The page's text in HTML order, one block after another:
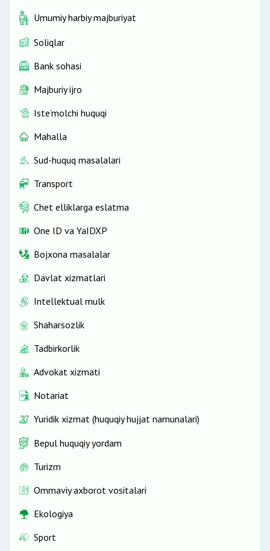
Umumiy harbiy majburiyat
Soliqlar
Bank sohasi
Majburiy ijro
Iste’molchi huquqi
Mahalla
Sud-huquq masalalari
Transport
Chet elliklarga eslatma
One ID vа YaIDXP
Bojxona masalalar
Davlat xizmatlari
Intellektual mulk
Shaharsozlik
Tadbirkorlik
Advokat xizmati
Notariat
Yuridik xizmat (huquqiy hujjat namunalari)
Bepul huquqiy yordam
Turizm
Ommaviy axborot vositalari
Ekologiya
Sport